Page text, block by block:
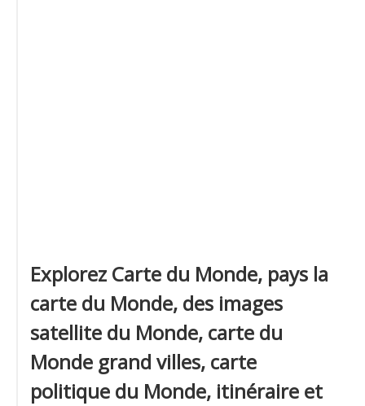
Explorez Carte du Monde, pays la
carte du Monde, des images
satellite du Monde, carte du
Monde grand villes, carte
politique du Monde, itinéraire et